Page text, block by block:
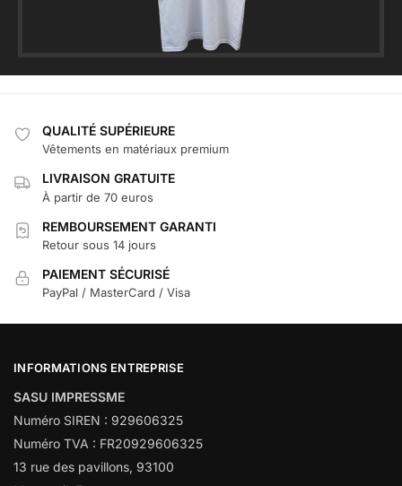
QUALITÉ SUPÉRIEURE
Vêtements en matériaux premium
LIVRAISON GRATUITE
À partir de 70 euros
REMBOURSEMENT GARANTI
Retour sous 14 jours
PAIEMENT SÉCURISÉ
PayPal / MasterCard / Visa
INFORMATIONS ENTREPRISE
SASU IMPRESSME
Numéro SIREN : 929606325
Numéro TVA : FR20929606325
13 rue des pavillons, 93100